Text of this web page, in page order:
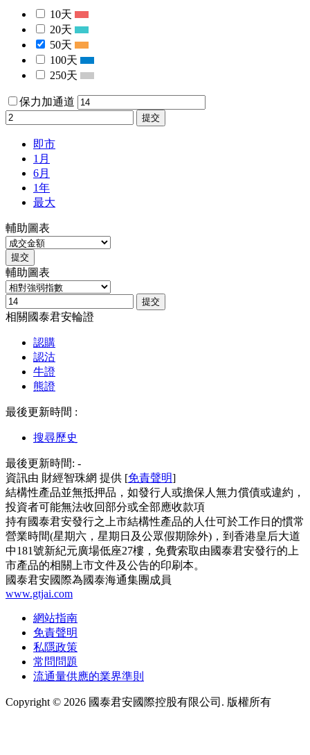
10天
20天
50天
100天
250天
保力加通道
提交
即市
1月
6月
1年
最大
輔助圖表
提交
輔助圖表
提交
相關國泰君安輪證
認購
認沽
牛證
熊證
最後更新時間 :
搜尋歷史
最後更新時間: -
資訊由 財經智珠網 提供 [免責聲明]
結構性產品並無抵押品，如發行人或擔保人無力償債或違約，
投資者可能無法收回部分或全部應收款項
持有國泰君安發行之上市結構性產品的人仕可於工作日的慣常
營業時間(星期六，星期日及公眾假期除外)，到香港皇后大道
中181號新紀元廣場低座27樓，免費索取由國泰君安發行的上
市產品的相關上市文件及公告的印刷本。
國泰君安國際為國泰海通集團成員
www.gtjai.com
網站指南
免責聲明
私隱政策
常問問題
流通量供應的業界準則
Copyright © 2026 國泰君安國際控股有限公司. 版權所有